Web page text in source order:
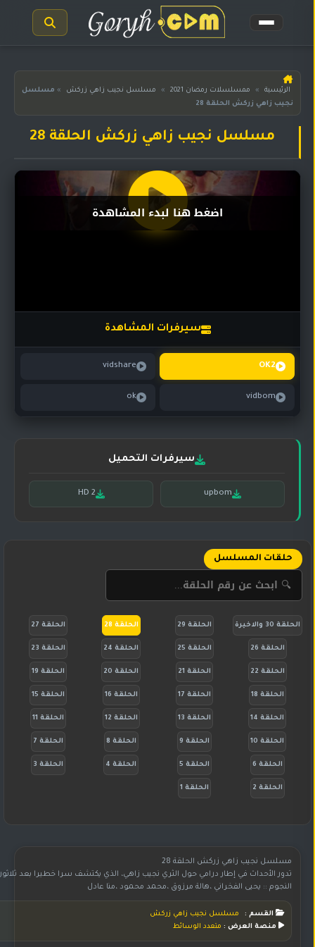
الرئيسية
مسلسلات
المترجمة
مسلسلات
مسلسلات
تركي
مسلسلات
الرئيسية » ممسلسلات رمضان 2021 » مسلسل نجيب زاهي زركش » مسلسل
نجيب زاهي زركش الحلقة 28
مسلسل نجيب زاهي زركش الحلقة 28
سيرفرات المشاهدة
OK2
vidshare
vidbom
ok
اضغط هنا لبدء المشاهدة
سيرفرات التحميل
upbom
HD 2
حلقات المسلسل
الحلقة 30 والاخيرة الحلقة 29 الحلقة 28 الحلقة 27
الحلقة 26 الحلقة 25 الحلقة 24 الحلقة 23
الحلقة 22 الحلقة 21 الحلقة 20 الحلقة 19
الحلقة 18 الحلقة 17 الحلقة 16 الحلقة 15
الحلقة 14 الحلقة 13 الحلقة 12 الحلقة 11
الحلقة 10 الحلقة 9 الحلقة 8 الحلقة 7
الحلقة 6 الحلقة 5 الحلقة 4 الحلقة 3
الحلقة 2 الحلقة 1
مسلسل نجيب زاهي زركش الحلقة 28
تدور الأحداث في إطار درامي حول الثري نجيب زاهي، الذي يكتشف سرا خطيرا بعد
النجوم :: يحيى الفخراني ،هالة مرزوق ،محمد محمود ،منا عادل
القسم :
مسلسل نجيب زاهي زركش
منصة العرض : متعدد الوسائط